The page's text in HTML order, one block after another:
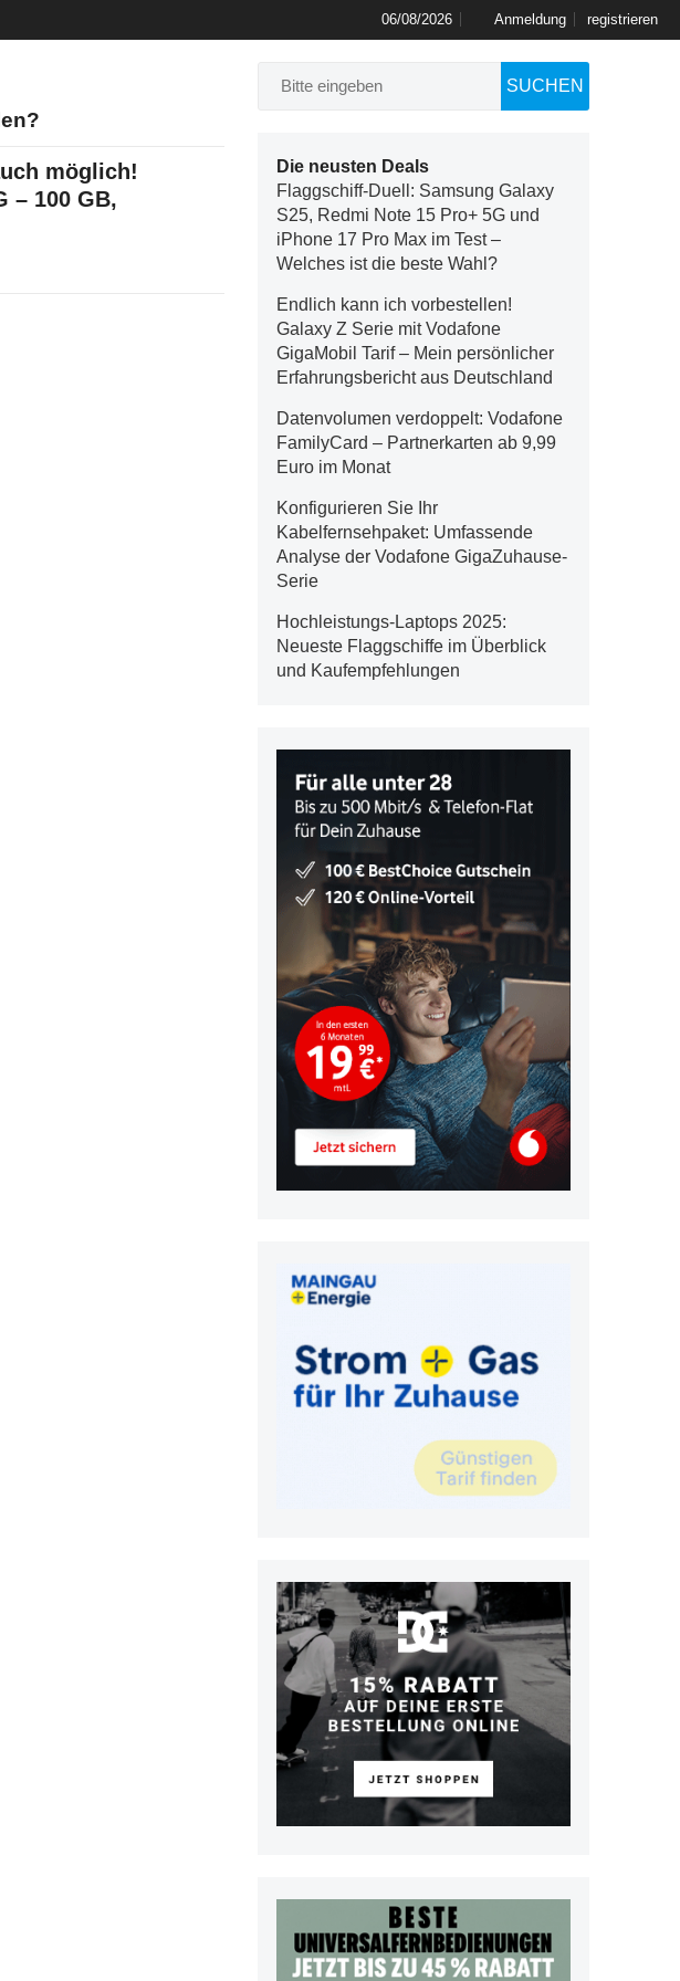
06/08/2026 Anmeldung registrieren
möglich!
– 100 GB,
SUCHEN
Die neusten Deals
Flaggschiff-Duell: Samsung Galaxy
S25, Redmi Note 15 Pro+ 5G und
iPhone 17 Pro Max im Test –
Welches ist die beste Wahl?
Endlich kann ich vorbestellen!
Galaxy Z Serie mit Vodafone
GigaMobil Tarif – Mein persönlicher
Erfahrungsbericht aus Deutschland
Datenvolumen verdoppelt: Vodafone
FamilyCard – Partnerkarten ab 9,99
Euro im Monat
Konfigurieren Sie Ihr
Kabelfernsehpaket: Umfassende
Analyse der Vodafone GigaZuhause-
Serie
Hochleistungs-Laptops 2025:
Neueste Flaggschiffe im Überblick
und Kaufempfehlungen